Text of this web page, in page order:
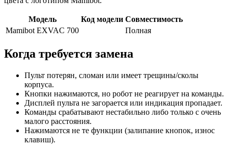
Модель Код модели Совместимость
Mamibot EXVAC 700
Полная
Когда требуется замена
Пульт потерян, сломан или имеет трещины/сколы
корпуса.
Кнопки нажимаются, но робот не реагирует на команды.
Дисплей пульта не загорается или индикация пропадает.
Команды срабатывают нестабильно либо только с очень
малого расстояния.
Нажимаются не те функции (залипание кнопок, износ
клавиш).